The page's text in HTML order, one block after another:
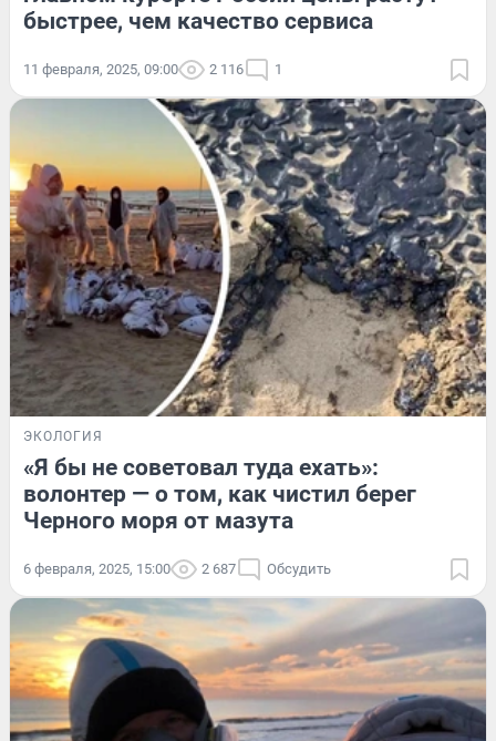
быстрее, чем качество сервиса
11 февраля, 2025, 09:00 2 116 1
ЭКОЛОГИЯ
«Я бы не советовал туда ехать»:
волонтер — о том, как чистил берег
Черного моря от мазута
6 февраля, 2025, 15:00 2 687 Обсудить